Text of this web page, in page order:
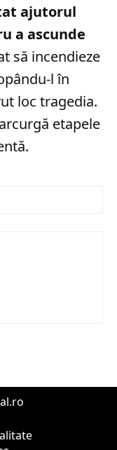
ajutorul
a ascunde
să incendieze
l în
loc tragedia.
etapele